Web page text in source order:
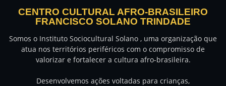
CENTRO CULTURAL AFRO-BRASILEIRO
FRANCISCO SOLANO TRINDADE
Somos o Instituto Sociocultural Solano , uma organização que
atua nos territórios periféricos com o compromisso de
valorizar e fortalecer a cultura afro-brasileira.
Desenvolvemos ações voltadas para crianças,